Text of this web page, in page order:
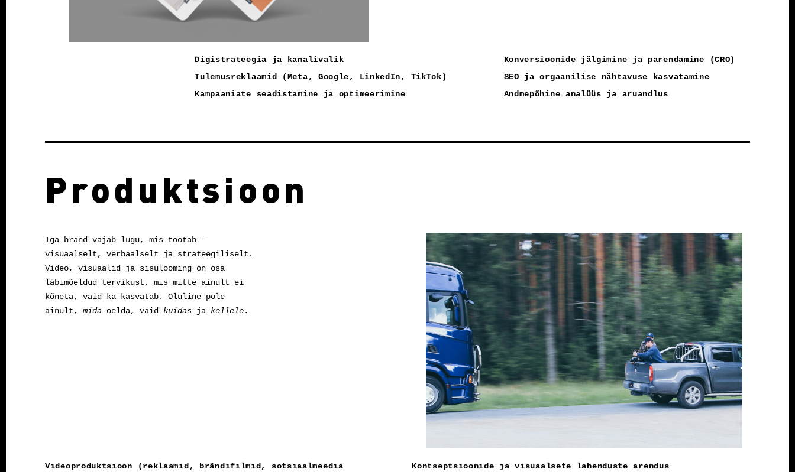
Digistrateegia ja kanalivalik
Tulemusreklaamid (Meta, Google, LinkedIn, TikTok)
Kampaaniate seadistamine ja optimeerimine
Konversioonide jälgimine ja parendamine (CRO)
SEO ja orgaanilise nähtavuse kasvatamine
Andmepõhine analüüs ja aruandlus
Produktsioon
Iga bränd vajab lugu, mis töötab –
visuaalselt, verbaalselt ja strateegiliselt.
Video, visuaalid ja sisulooming on osa
läbimõeldud tervikust, mis mitte ainult ei
kõneta, vaid ka kasvatab. Oluline pole
ainult, mida öelda, vaid kuidas ja kellele.
Videoproduktsioon (reklaamid, brändifilmid, sotsiaalmeedia Kontseptsioonide ja visuaalsete lahenduste arendus